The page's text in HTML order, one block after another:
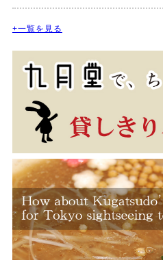
+一覧を見る